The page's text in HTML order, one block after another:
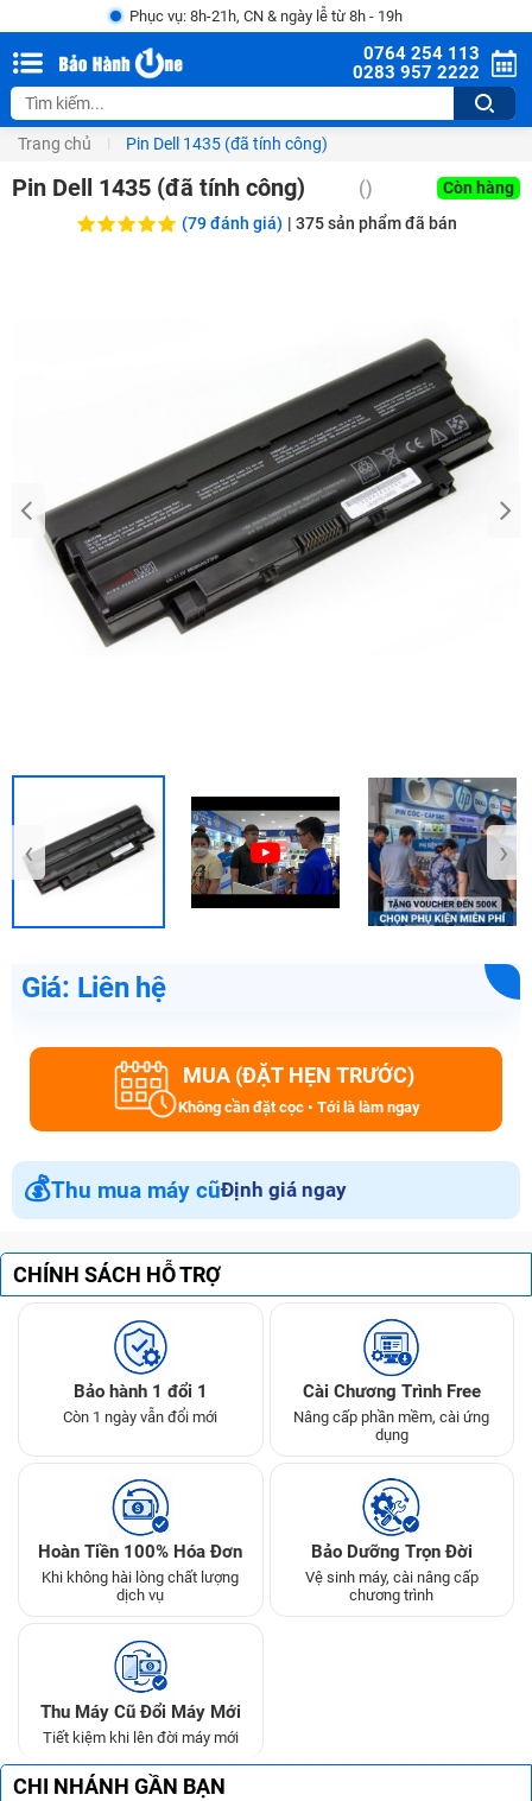
Phục vụ: 8h-21h, CN & ngày lễ từ 8h - 19h
0764 254 113
0283 957 2222
Trang chủ Pin Dell 1435 (đã tính công)
Pin Dell 1435 (đã tính công) ()
Còn hàng
(79 đánh giá) | 375sản phẩm đã bán
‹ ›
Giá: Liên hệ
MUA (ĐẶT HẸN TRƯỚC)
Không cần đặt cọc • Tới là làm ngay
💰Thu mua máy cũĐịnh giá ngay
CHÍNH SÁCH HỖ TRỢ
Bảo hành 1 đổi 1
Còn 1 ngày vẫn đổi mới
Cài Chương Trình Free
Nâng cấp phần mềm, cài ứng
dụng
Hoàn Tiền 100% Hóa Đơn
Khi không hài lòng chất lượng
dịch vụ
Bảo Dưỡng Trọn Đời
Vệ sinh máy, cài nâng cấp
chương trình
Thu Máy Cũ Đổi Máy Mới
Tiết kiệm khi lên đời máy mới
CHI NHÁNH GẦN BẠN